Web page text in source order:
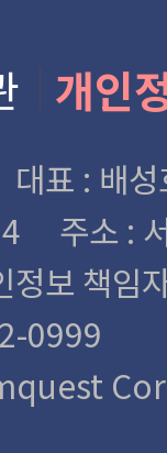
개인
표 : 배
주소 :
정보 책
0999